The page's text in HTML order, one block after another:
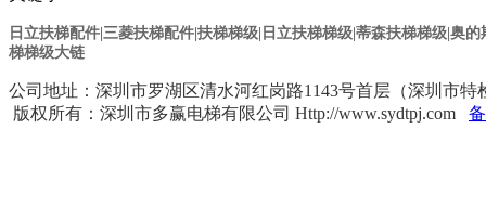
日立扶梯配件|三菱扶梯配件|扶梯梯级|日立扶梯梯级 |蒂森扶梯梯级 |奥
梯梯级大链
公司地址：深圳市罗湖区清水河红岗路1143号首层（深圳市
版权所有：深圳市多赢电梯有限公司 Http://www.sydtpj.com